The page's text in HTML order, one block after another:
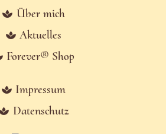
Über mich
Aktuelles
Forever® Shop
Impressum
Datenschutz